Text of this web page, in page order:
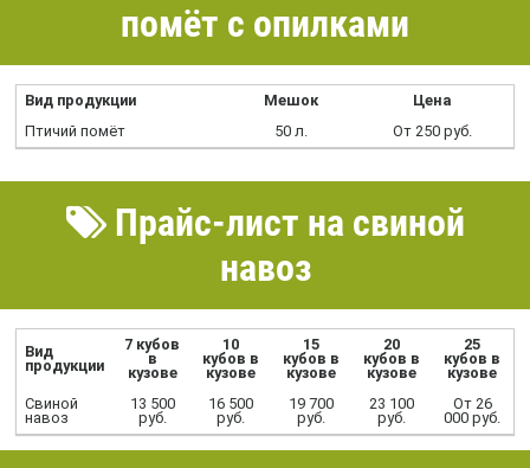
помёт с опилками
Вид продукции Мешок
Цена
Птичий помёт
50 л. От 250 руб.
Прайс-лист на свиной
навоз
Вид
продукции
7 кубов
в
кузове
10
кубов в
кузове
15
кубов в
кузове
20
кубов в
кузове
25
кубов в
кузове
Свиной
навоз
13 500
руб.
16 500
руб.
19 700
руб.
23 100
руб.
От 26
000 руб.